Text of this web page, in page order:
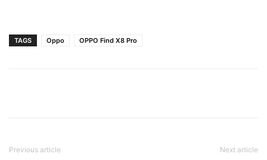
TAGS Oppo OPPO Find X8 Pro
Previous article Next article